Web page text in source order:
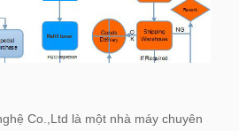
Co.,Ltd là một nhà máy chuyên